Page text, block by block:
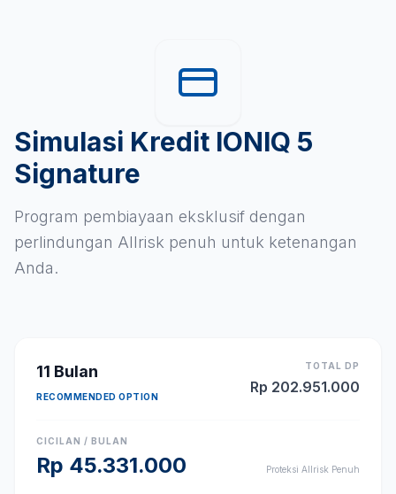
Simulasi Kredit IONIQ 5
Signature
Program pembiayaan eksklusif dengan
perlindungan Allrisk penuh untuk ketenangan
Anda.
11 Bulan
RECOMMENDED OPTION
TOTAL DP
Rp 202.951.000
CICILAN / BULAN
Rp 45.331.000 Proteksi Allrisk Penuh